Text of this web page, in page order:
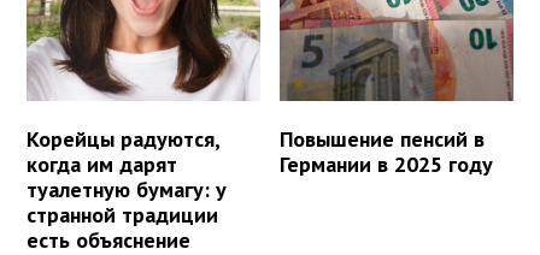
Корейцы радуются,
когда им дарят
туалетную бумагу: у
странной традиции
есть объяснение
Повышение пенсий в
Германии в 2025 году